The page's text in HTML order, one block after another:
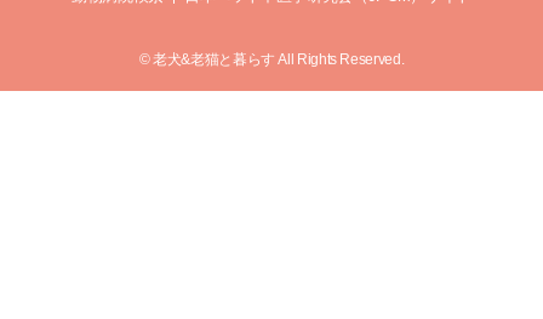
© 老犬&老猫と暮らす All Rights Reserved.